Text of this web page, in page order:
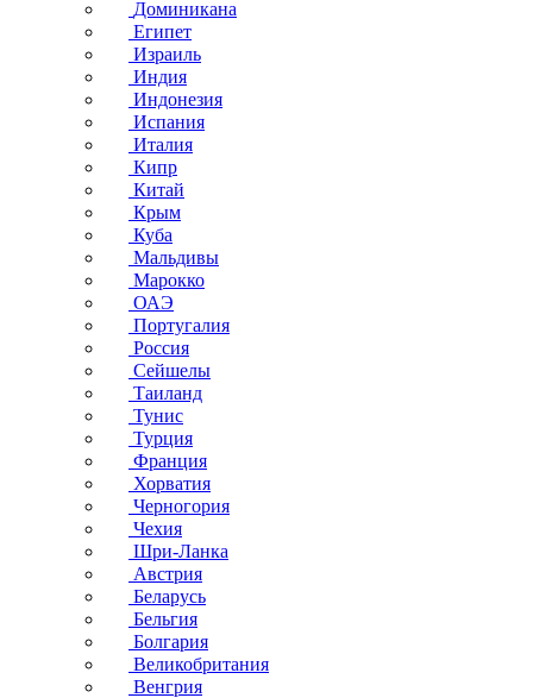
Доминикана
Египет
Израиль
Индия
Индонезия
Испания
Италия
Кипр
Китай
Крым
Куба
Мальдивы
Марокко
ОАЭ
Португалия
Россия
Сейшелы
Таиланд
Тунис
Турция
Франция
Хорватия
Черногория
Чехия
Шри-Ланка
Австрия
Беларусь
Бельгия
Болгария
Великобритания
Венгрия